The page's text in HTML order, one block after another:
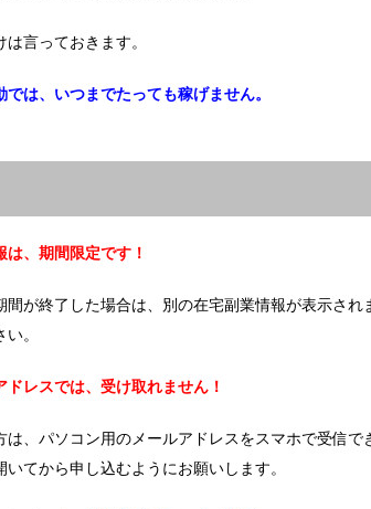
言っておきます。
は、いつまでたっても稼げません。
は、期間限定です！
間が終了した場合は、別の在宅副業情報が表示され
。
ドレスでは、受け取れません！
は、パソコン用のメールアドレスをスマホで受信
いてから申し込むようにお願いします。